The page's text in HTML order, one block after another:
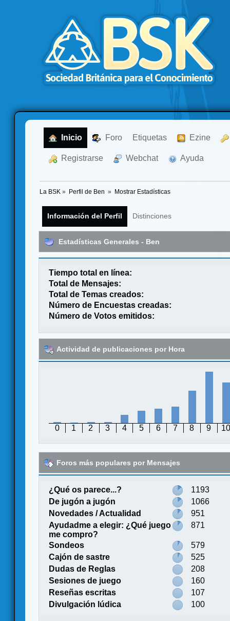
Inicio Foro Etiquetas Ezine
Registrarse Webchat Ayuda
La BSK » Perfil de Ben » Mostrar Estadísticas
Información del Perfil Distinciones
Estadísticas Generales - Ben
Tiempo total en línea:
Total de Mensajes:
Total de Temas creados:
Número de Encuestas creadas:
Número de Votos emitidos:
Actividad de publicaciones por Hora
0 1 2 3 4 5 6 7 8 9 10
Foros más populares por Mensajes
¿Qué os parece...?
1193
De jugón a jugón
1066
Novedades / Actualidad
951
Ayudadme a elegir: ¿Qué juego
me compro?
871
Sondeos
579
Cajón de sastre
525
Dudas de Reglas
208
Sesiones de juego
160
Reseñas escritas
107
Divulgación lúdica
100